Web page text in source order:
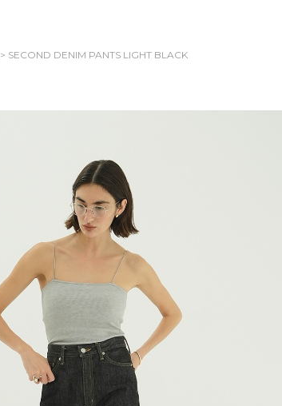
> SECOND DENIM PANTS LIGHT BLACK